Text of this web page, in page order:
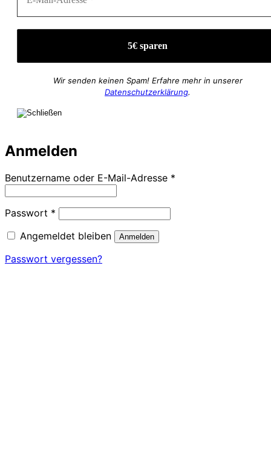
Wir senden keinen Spam! Erfahre mehr in unserer
Datenschutzerklärung.
Anmelden
Benutzername oder E-Mail-Adresse *
Passwort * Erforderlich
Angemeldet bleiben
Anmelden
Passwort vergessen?